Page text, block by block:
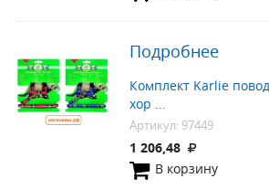
Подробнее
Комплект Karlie
хор ...
Артикул: 97449
1 206,48
В корзину